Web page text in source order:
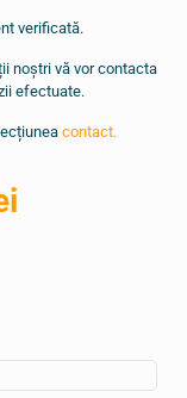
verificată.
noștri vă vor contacta
efectuate.
contact.